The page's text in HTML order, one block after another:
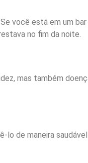
você está em um bar
no fim da noite.
mas também
lo de maneira